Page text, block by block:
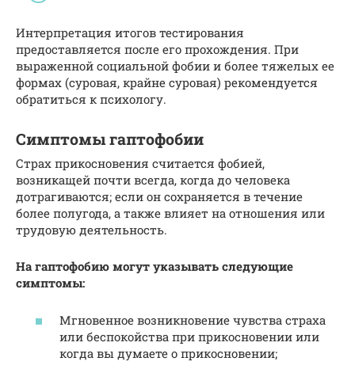
Интерпретация итогов тестирования
предоставляется после его прохождения. При
выраженной социальной фобии и более тяжелых ее
формах (суровая, крайне суровая) рекомендуется
обратиться к психологу.
Симптомы гаптофобии
Страх прикосновения считается фобией,
возникащей почти всегда, когда до человека
дотрагиваются; если он сохраняется в течение
более полугода, а также влияет на отношения или
трудовую деятельность.
На гаптофобию могут указывать следующие
симптомы:
Мгновенное возникновение чувства страха
или беспокойства при прикосновении или
когда вы думаете о прикосновении;